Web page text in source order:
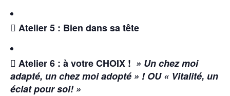
 Atelier 5 : Bien dans sa tête
 Atelier 6 : à votre CHOIX ! » Un chez moi
adapté, un chez moi adopté » ! OU « Vitalité, un
éclat pour soi! »